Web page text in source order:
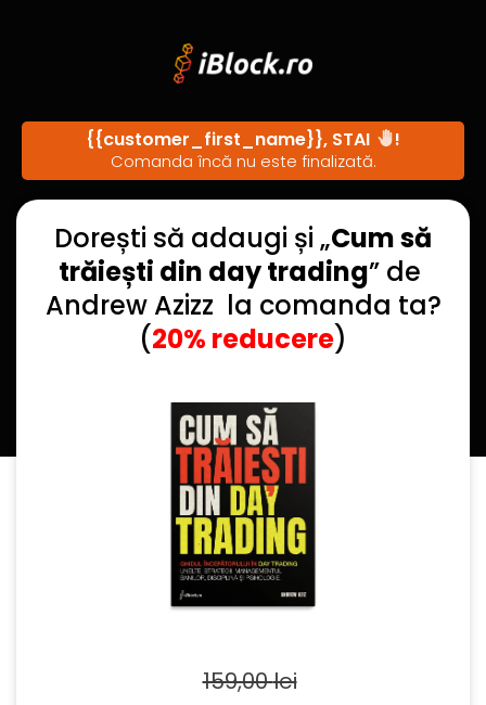
{{customer_first_name}}, STAI !
Comanda încă nu este finalizată.
Dorești să adaugi și „Cum să
trăiești din day trading” de
Andrew Azizz la comanda ta?
(20% reducere)
159,00lei